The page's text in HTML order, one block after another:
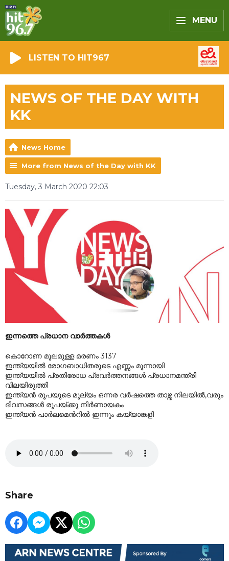
MENU
LISTEN TO HIT967
NEWS OF THE DAY WITH
KK
News Home
More from News of the Day with KK
Tuesday, 3 March 2020 22:03
ഇന്നത്തെ പ്രധാന വാർത്തകൾ
കൊറോണ മൂലമുള്ള മരണം 3137
ഇന്ത്യയിൽ രോഗബാധിതരുടെ എണ്ണം മൂന്നായി
ഇന്ത്യയിൽ പ്രതിരോധ പ്രവർത്തനങ്ങൾ പ്രധാനമന്ത്രി
വിലയിരുത്തി
ഇന്ത്യൻ രൂപയുടെ മൂല്യം ഒന്നര വർഷത്തെ താഴ്ന്ന നിലയിൽ,വരും
ദിവസങ്ങൾ രൂപയ്ക്കു നിർണായകം
ഇന്ത്യൻ പാർലമെൻറിൽ ഇന്നും കയ്യാങ്കളി
Share